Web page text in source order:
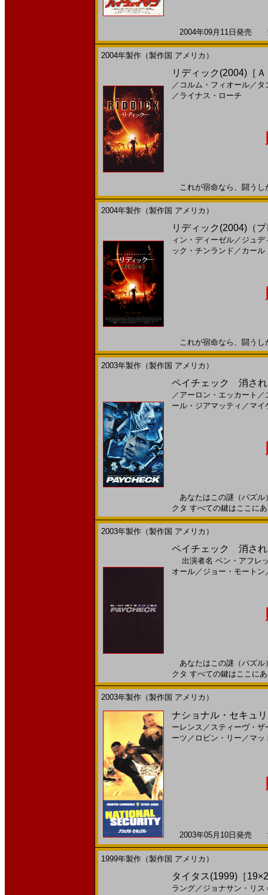
2004年09月11日発売
2004年製作（製作国 アメリカ）
リディック(2004)［
／ コルム・フィオール／ タ
／ ライナス・ローチ
これが宿命なら、闘う
2004年製作（製作国 アメリカ）
リディック(2004)（
ィン・ディーゼル／ ジュデ
ック・チンランド ／ カール
これが宿命なら、闘う
2003年製作（製作国 アメリカ）
ペイチェック 消され
／ アーロン・エッカート ／
ール・ジアマッティ ／ マイ
あなたはこの謎（パズル
クタ すべての鍵はここ
2003年製作（製作国 アメリカ）
ペイチェック 消され
出演者名 ベン・アフレ
オール／ ジョー・モートン
あなたはこの謎（パズル
クタ すべての鍵はここ
2003年製作（製作国 アメリカ）
ナショナル・セキュ
ーレンス ／ スティーヴ・ザ
ーツ ／ ロビン・リー ／ マッ
2003年05月10日発売
1999年製作（製作国 アメリカ）
タイタス(1999)［
ラング／ ジョナサン・リス